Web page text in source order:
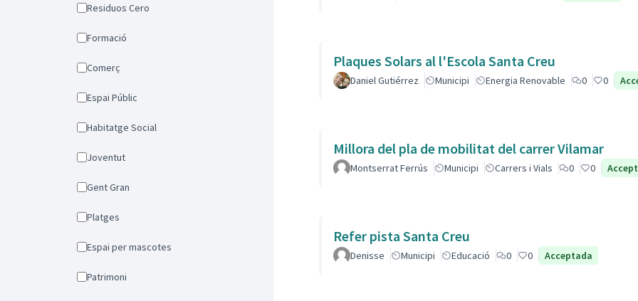
Residuos Cero
Formació
Comerç
Espai Públic
Habitatge Social
Joventut
Gent Gran
Platges
Espai per mascotes
Patrimoni
Plaques Solars al l'Escola Santa Creu
Daniel Gutiérrez Municipi Energia Renovable 0 0
Millora del pla de mobilitat del carrer Vilamar
Montserrat Ferrús Municipi Carrers i Vials 0 0
Refer pista Santa Creu
Denisse Municipi Educació 0 0 Acceptada